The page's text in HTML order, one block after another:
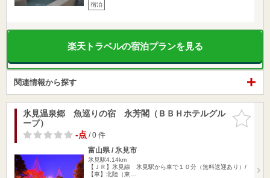
宿泊
楽天トラベルの宿泊プランを見る
関連情報から探す
お気に入
りに追加
氷見温泉郷 魚巡りの宿 永芳閣（ＢＢＨホテルグル
ープ）
-点/ 0 件
富山県 / 氷見市
氷見駅4.14km
【ＪＲ】氷見線 氷見駅から車で１０分（無料送迎あり）/
【車】北陸（東…